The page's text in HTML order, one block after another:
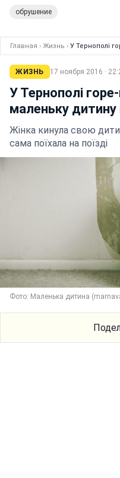
обрушение
Главная › Жизнь › У Тернополі
ЖИЗНЬ 17 ноября 2016 ·
У Тернополі
маленьку дитину
Жінка кинула свою
сама поїхала на поїзді
Фото: Маленька дитина